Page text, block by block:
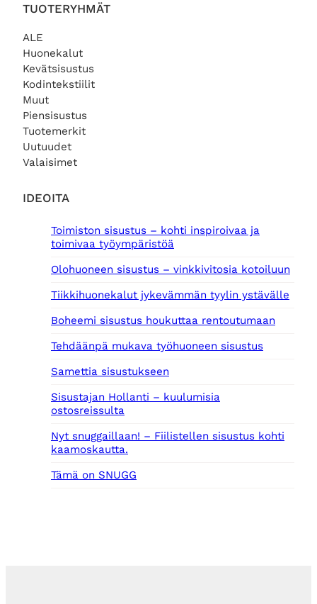
TUOTERYHMÄT
ALE
Huonekalut
Kevätsisustus
Kodintekstiilit
Muut
Piensisustus
Tuotemerkit
Uutuudet
Valaisimet
IDEOITA
Toimiston sisustus – kohti inspiroivaa ja
toimivaa työympäristöä
Olohuoneen sisustus – vinkkivitosia kotoiluun
Tiikkihuonekalut jykevämmän tyylin ystävälle
Boheemi sisustus houkuttaa rentoutumaan
Tehdäänpä mukava työhuoneen sisustus
Samettia sisustukseen
Sisustajan Hollanti – kuulumisia
ostosreissulta
Nyt snuggaillaan! – Fiilistellen sisustus kohti
kaamoskautta.
Tämä on SNUGG